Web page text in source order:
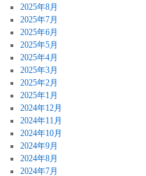
2025年8月
2025年7月
2025年6月
2025年5月
2025年4月
2025年3月
2025年2月
2025年1月
2024年12月
2024年11月
2024年10月
2024年9月
2024年8月
2024年7月